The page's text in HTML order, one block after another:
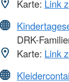
Karte: Link
DRK-
Karte: Link